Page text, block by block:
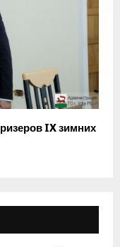
IX зимних